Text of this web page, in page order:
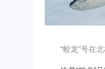
“蛟龙”号在北